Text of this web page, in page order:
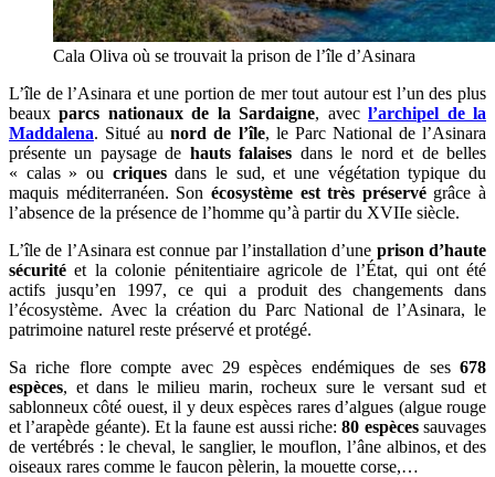
Cala Oliva où se trouvait la prison de l’île d’Asinara
L’île de l’Asinara et une portion de mer tout autour est l’un des plus
beauxparcs nationaux de la Sardaigne, avecl’archipel de la
Maddalena. Situé aunord de l’île, le Parc National de l’Asinara
présente un paysage de hauts falaises dans le nord et de belles
« calas » ou criquesdans le sud, et une végétation typique du
maquis méditerranéen. Son écosystème est très préservégrâce à
l’absence de la présence de l’homme qu’à partir du XVIIe siècle.
L’île de l’Asinara est connue par l’installation d’une prison d’haute
sécurité et la colonie pénitentiaire agricole de l’État, qui ont été
actifs jusqu’en 1997, ce qui a produit des changements dans
l’écosystème. Avec la création du Parc National de l’Asinara, le
patrimoine naturel reste préservé et protégé.
Sa riche flore compte avec 29 espèces endémiques de ses678
espèces, et dans le milieu marin, rocheux sure le versant sud et
sablonneux côté ouest, il y deux espèces rares d’algues (algue rouge
et l’arapède géante). Et la faune est aussi riche:80 espècessauvages
de vertébrés : le cheval, le sanglier, le mouflon, l’âne albinos, et des
oiseaux rares comme le faucon pèlerin, la mouette corse,…